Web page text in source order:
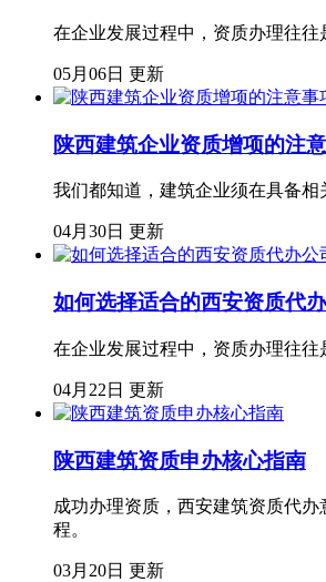
在企业发展过程中，资质办理往
05月06日 更新
陕西建筑企业资质增项的注
我们都知道，建筑企业须在具备
04月30日 更新
如何选择适合的西安资质代
在企业发展过程中，资质办理往
04月22日 更新
陕西建筑资质申办核心指南
成功办理资质，西安建筑资质代
程。
03月20日 更新